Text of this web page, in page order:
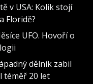
v USA: Kolik stojí
Floridě?
UFO. Hovoří o
dělník zabil
téměř 20 let